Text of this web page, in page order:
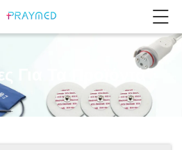
Για Τα Προϊόντα